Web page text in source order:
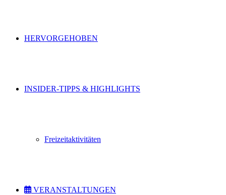
HERVORGEHOBEN
INSIDER-TIPPS & HIGHLIGHTS
Freizeitaktivitäten
VERANSTALTUNGEN